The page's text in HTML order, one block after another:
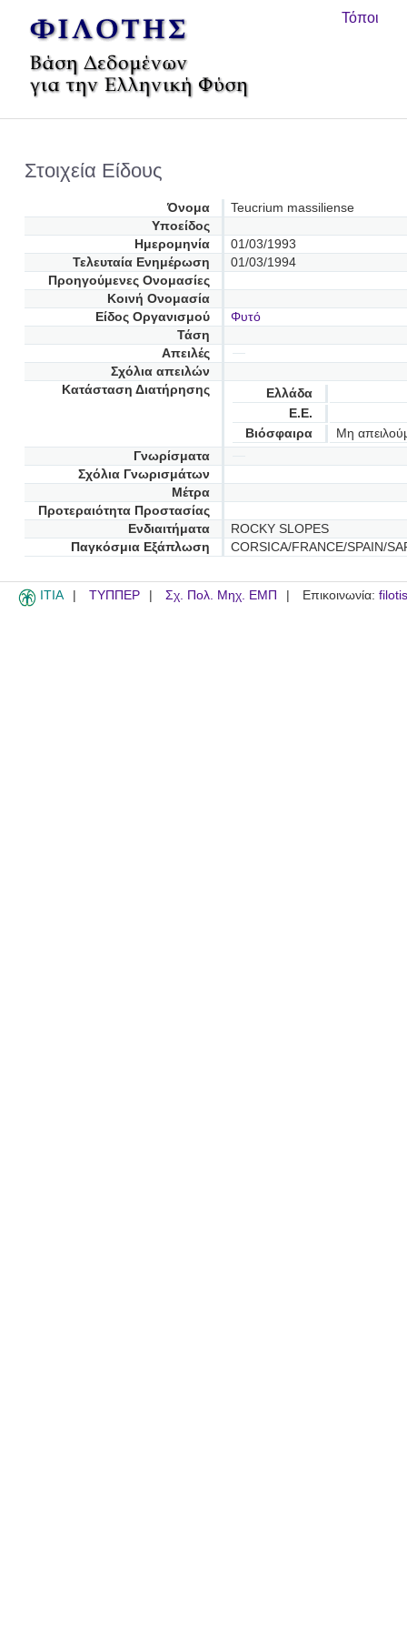
Τόποι
Στοιχεία Είδους
Όνομα
Teucrium massiliense
Υποείδος
Ημερομηνία
01/03/1993
Τελευταία Ενημέρωση
01/03/1994
Προηγούμενες Oνομασίες
Κοινή Ονομασία
Είδος Οργανισμού
Φυτό
Τάση
Απειλές
Σχόλια απειλών
Κατάσταση Διατήρησης
Ελλάδα
Ε.Ε.
Βιόσφαιρα
Μη
Γνωρίσματα
Σχόλια Γνωρισμάτων
Μέτρα
Προτεραιότητα Προστασίας
Ενδιαιτήματα
ROCKY SLOPES
Παγκόσμια Εξάπλωση
CORSICA/FRANCE/SPAIN/
ITIA ΤΥΠΠΕΡ Σχ. Πολ. Μηχ. ΕΜΠ Επικοινωνία: